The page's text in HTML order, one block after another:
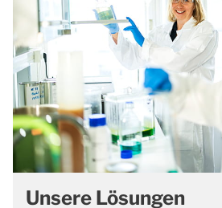
Unsere Lösungen